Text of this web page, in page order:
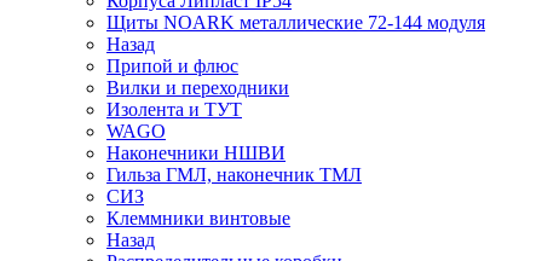
Щиты NOARK металлические 72-144 модуля
Назад
Припой и флюс
Вилки и переходники
Изолента и ТУТ
WAGO
Наконечники НШВИ
Гильза ГМЛ, наконечник ТМЛ
СИЗ
Клеммники винтовые
Назад